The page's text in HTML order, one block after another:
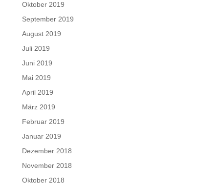
Oktober 2019
September 2019
August 2019
Juli 2019
Juni 2019
Mai 2019
April 2019
März 2019
Februar 2019
Januar 2019
Dezember 2018
November 2018
Oktober 2018